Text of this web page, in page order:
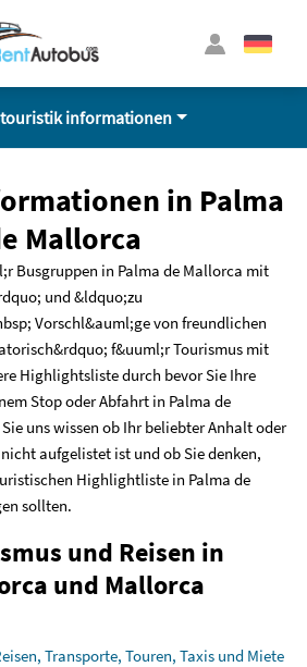
informationen
in Palma
Mallorca
Busgruppen in Palma de Mallorca mit
und &ldquo;zu
Vorschl&auml;ge von freundlichen
f&uuml;r Tourismus mit
Highlightsliste durch bevor Sie Ihre
Stop oder Abfahrt in Palma de
uns wissen ob Ihr beliebter Anhalt oder
aufgelistet ist und ob Sie denken,
Highlightliste in Palma de
sollten.
und Reisen in
und Mallorca
Transporte, Touren, Taxis und Miete